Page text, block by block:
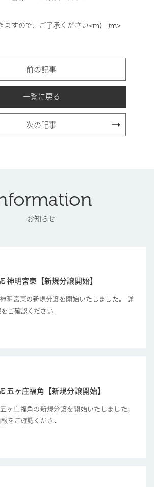
ますので、ご了承ください<m(__)m>
前の記事
一覧に戻る
次の記事
お知らせ
神明宮東【新規分譲開始】
神明宮東の新規分譲を開始いたしました。 詳
ご確認ください...
五ヶ庄福角【新規分譲開始】
五ヶ庄福角の新規分譲を開始いたしました。
をご確認くださ...